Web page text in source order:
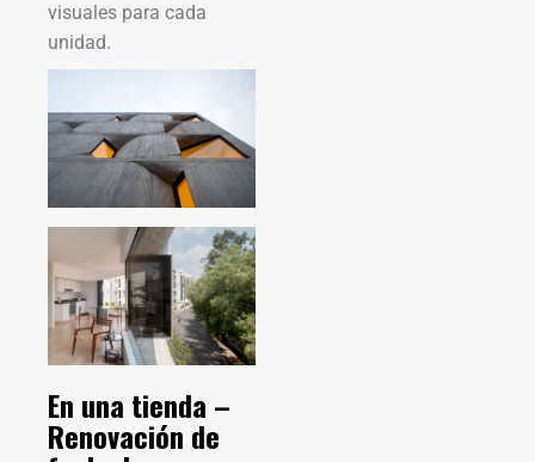
visuales para cada
unidad.
En una tienda –
Renovación de